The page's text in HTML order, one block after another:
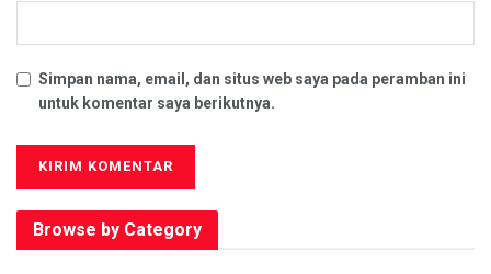
Simpan nama, email, dan situs web saya pada peramban ini
untuk komentar saya berikutnya.
Browse by Category